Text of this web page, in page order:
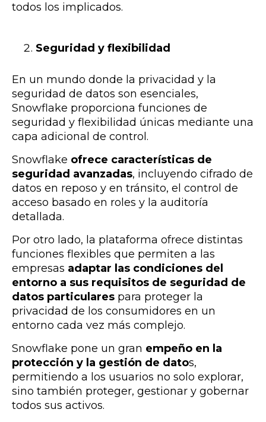
todos los implicados.
Seguridad y flexibilidad
En un mundo donde la privacidad y la
seguridad de datos son esenciales,
Snowflake proporciona funciones de
seguridad y flexibilidad únicas mediante una
capa adicional de control.
Snowflake ofrece características de
seguridad avanzadas, incluyendo cifrado de
datos en reposo y en tránsito, el control de
acceso basado en roles y la auditoría
detallada.
Por otro lado, la plataforma ofrece distintas
funciones flexibles que permiten a las
empresas adaptar las condiciones del
entorno a sus requisitos de seguridad de
datos particulares para proteger la
privacidad de los consumidores en un
entorno cada vez más complejo.
Snowflake pone un gran empeño en la
protección y la gestión de datos,
permitiendo a los usuarios no solo explorar,
sino también proteger, gestionar y gobernar
todos sus activos.